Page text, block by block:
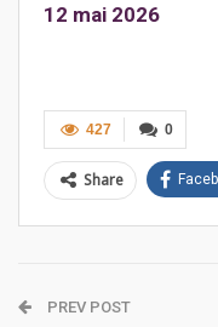
12 mai 2026
0
427
Share
PREV POST